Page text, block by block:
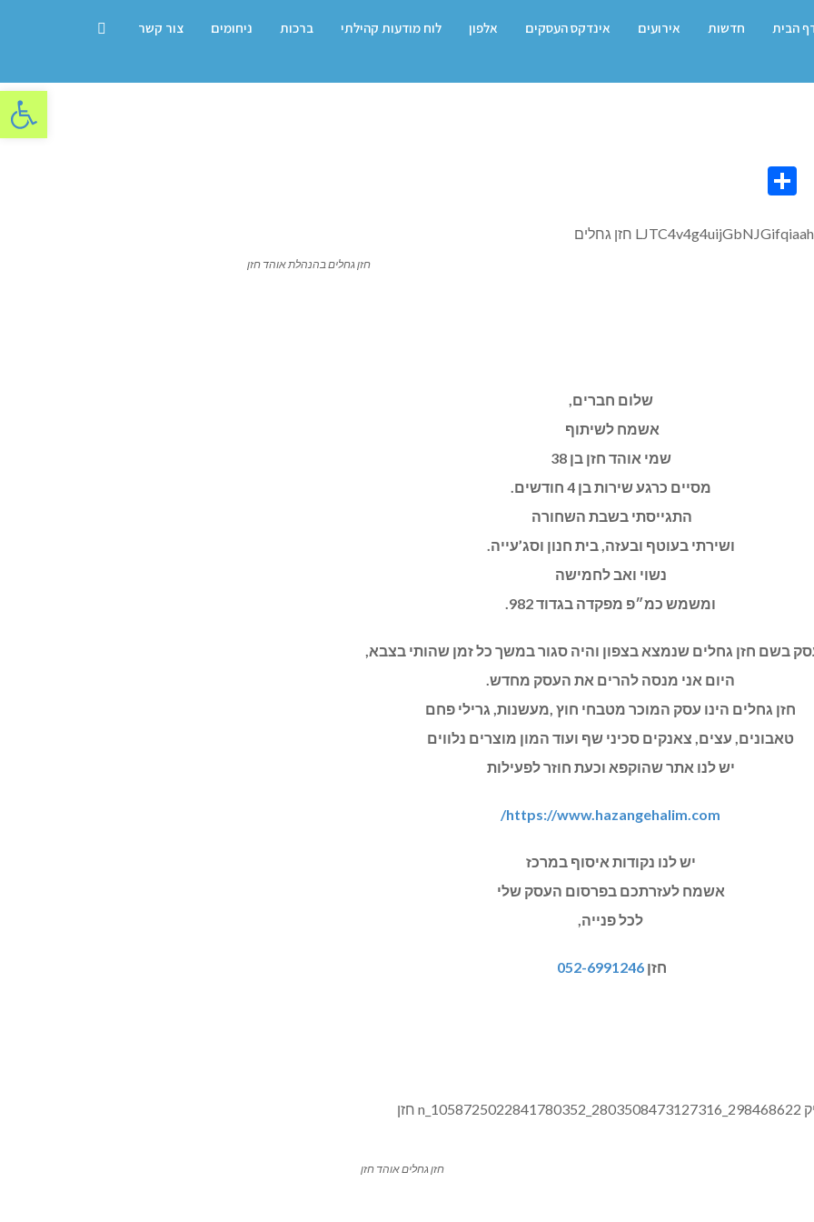
פתח
הבית חדשות אירועים אינדקס העסקים אלפון לוח מודעות קהילתי ברכות ניחומים צור קשר
חזן גחלים בהנהלת אוהד חזן
שלום חברים,
אשמח לשיתוף
שמי אוהד חזן בן 38
מסיים כרגע שירות בן 4 חודשים.
התגייסתי בשבת השחורה
ושירתי בעוטף ובעזה, בית חנון וסג’עייה.
נשוי ואב לחמישה
ומשמש כמ״פ מפקדה בגדוד 982.
בשם חזן גחלים שנמצא בצפון והיה סגור במשך כל זמן שהותי בצבא,
היום אני מנסה להרים את העסק מחדש.
חזן גחלים הינו עסק המוכר מטבחי חוץ ,מעשנות, גרילי פחם
טאבונים, עצים, צאנקים סכיני שף ועוד המון מוצרים נלווים
יש לנו אתר שהוקפא וכעת חוזר לפעילות
https://www.hazangehalim.com/
יש לנו נקודות איסוף במרכז
אשמח לעזרתכם בפרסום העסק שלי
לכל פנייה,
חזן 052-6991246
חזן גחלים אוהד חזן